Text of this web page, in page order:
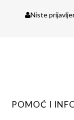
Niste
POMOĆ I